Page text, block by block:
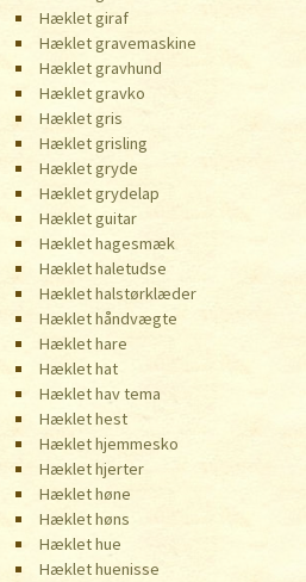
Hæklet giraf
Hæklet gravemaskine
Hæklet gravhund
Hæklet gravko
Hæklet gris
Hæklet grisling
Hæklet gryde
Hæklet grydelap
Hæklet guitar
Hæklet hagesmæk
Hæklet haletudse
Hæklet halstørklæder
Hæklet håndvægte
Hæklet hare
Hæklet hat
Hæklet hav tema
Hæklet hest
Hæklet hjemmesko
Hæklet hjerter
Hæklet høne
Hæklet høns
Hæklet hue
Hæklet huenisse